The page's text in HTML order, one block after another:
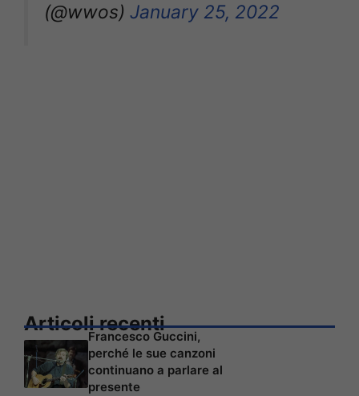
(@wwos) January 25, 2022
Articoli recenti
Francesco Guccini,
perché le sue canzoni
continuano a parlare al
presente